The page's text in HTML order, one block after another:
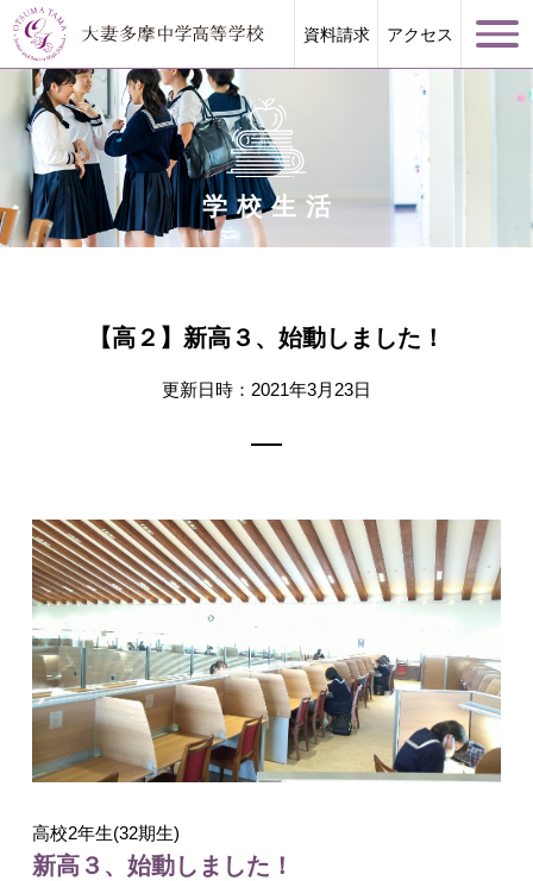
資料請求 アクセス
学校案内
入試情報
English
学校生活
【高２】新高３、始動しました！
更新日時：2021年3月23日
高校2年生(32期生)
新高３、始動しました！